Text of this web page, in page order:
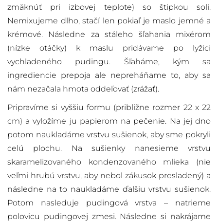
zmäknúť pri izbovej teplote) so štipkou soli.
Nemixujeme dlho, stačí len pokiaľ je maslo jemné a
krémové. Následne za stáleho šľahania mixérom
(nízke otáčky) k maslu pridávame po lyžici
vychladeného pudingu. Šľaháme, kým sa
ingrediencie prepoja ale nepreháňame to, aby sa
nám nezačala hmota oddeľovať (zrážať).
Pripravíme si vyššiu formu (približne rozmer 22 x 22
cm) a vyložíme ju papierom na pečenie. Na jej dno
potom naukladáme vrstvu sušienok, aby sme pokryli
celú plochu. Na sušienky nanesieme vrstvu
skaramelizovaného kondenzovaného mlieka (nie
veľmi hrubú vrstvu, aby nebol zákusok presladený) a
následne na to naukladáme ďalšiu vrstvu sušienok.
Potom nasleduje pudingová vrstva – natrieme
polovicu pudingovej zmesi. Následne si nakrájame